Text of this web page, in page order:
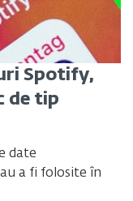
Spotify,
de tip
date
a fi folosite în